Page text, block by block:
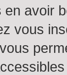
avoir
vous